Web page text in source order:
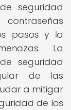
seguridad
pasos y la
La
seguridad
de las
a mitigar
de los